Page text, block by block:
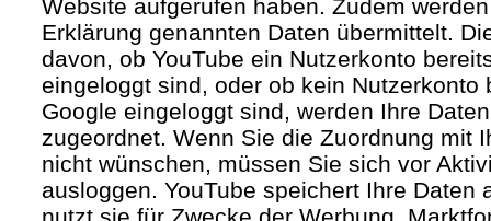
Website aufgerufen haben. Zudem
Erklärung genannten Daten übermittelt.
davon, ob YouTube ein Nutzerkonto
eingeloggt sind, oder ob kein Nutzerkonto
Google eingeloggt sind, werden Ihre
zugeordnet. Wenn Sie die Zuordnung mit
nicht wünschen, müssen Sie sich vor
ausloggen. YouTube speichert Ihre Daten